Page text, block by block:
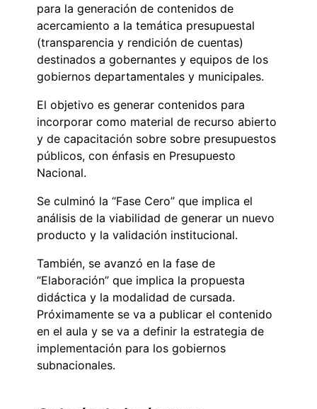
para la generación de contenidos de
acercamiento a la temática presupuestal
(transparencia y rendición de cuentas)
destinados a gobernantes y equipos de los
gobiernos departamentales y municipales.
El objetivo es generar contenidos para
incorporar como material de recurso abierto
y de capacitación sobre sobre presupuestos
públicos, con énfasis en Presupuesto
Nacional.
Se culminó la “Fase Cero” que implica el
análisis de la viabilidad de generar un nuevo
producto y la validación institucional.
También, se avanzó en la fase de
“Elaboración” que implica la propuesta
didáctica y la modalidad de cursada.
Próximamente se va a publicar el contenido
en el aula y se va a definir la estrategia de
implementación para los gobiernos
subnacionales.